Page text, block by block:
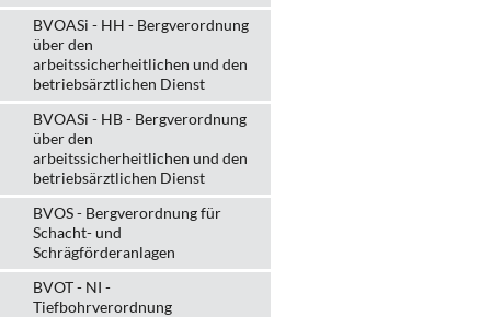
BVOASi - HH - Bergverordnung
über den
arbeitssicherheitlichen und den
betriebsärztlichen Dienst
BVOASi - HB - Bergverordnung
über den
arbeitssicherheitlichen und den
betriebsärztlichen Dienst
BVOS - Bergverordnung für
Schacht- und
Schrägförderanlagen
BVOT - NI -
Tiefbohrverordnung